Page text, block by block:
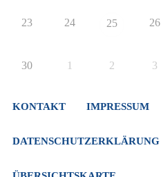
23 24 25 26
30 1 2 3
KONTAKT IMPRESSUM
DATENSCHUTZERKLÄRUNG